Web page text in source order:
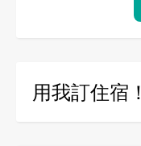
用我訂住宿